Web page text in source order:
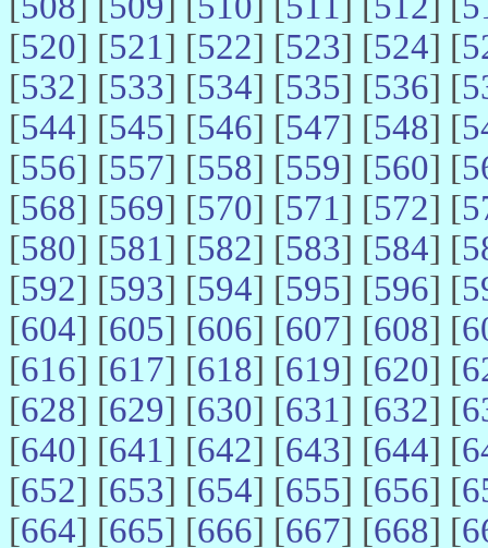
[520] [521] [522] [523] [524] [
[532] [533] [534] [535] [536] [
[544] [545] [546] [547] [548] [
[556] [557] [558] [559] [560] [
[568] [569] [570] [571] [572] [
[580] [581] [582] [583] [584] [
[592] [593] [594] [595] [596] [
[604] [605] [606] [607] [608] [
[616] [617] [618] [619] [620] [
[628] [629] [630] [631] [632] [
[640] [641] [642] [643] [644] [
[652] [653] [654] [655] [656] [
[664] [665] [666] [667] [668] [